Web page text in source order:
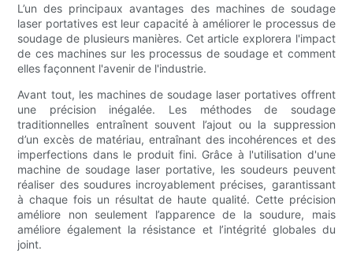
L’un des principaux avantages des machines de soudage
laser portatives est leur capacité à améliorer le processus de
soudage de plusieurs manières. Cet article explorera l'impact
de ces machines sur les processus de soudage et comment
elles façonnent l'avenir de l'industrie.
Avant tout, les machines de soudage laser portatives offrent
une précision inégalée. Les méthodes de soudage
traditionnelles entraînent souvent l’ajout ou la suppression
d’un excès de matériau, entraînant des incohérences et des
imperfections dans le produit fini. Grâce à l'utilisation d'une
machine de soudage laser portative, les soudeurs peuvent
réaliser des soudures incroyablement précises, garantissant
à chaque fois un résultat de haute qualité. Cette précision
améliore non seulement l’apparence de la soudure, mais
améliore également la résistance et l’intégrité globales du
joint.